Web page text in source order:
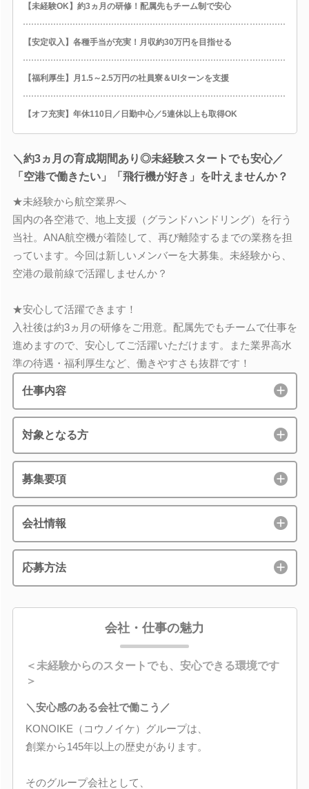
【未経験OK】約3ヵ月の研修！配属先もチーム制で安心
【安定収入】各種手当が充実！月収約30万円を目指せる
【福利厚生】月1.5～2.5万円の社員寮＆UIターンを支援
【オフ充実】年休110日／日勤中心／5連休以上も取得OK
＼約3ヵ月の育成期間あり◎未経験スタートでも安心／
「空港で働きたい」「飛行機が好き」を叶えませんか？
★未経験から航空業界へ
国内の各空港で、地上支援（グランドハンドリング）を行う
当社。ANA航空機が着陸して、再び離陸するまでの業務を担
っています。今回は新しいメンバーを大募集。未経験から、
空港の最前線で活躍しませんか？
★安心して活躍できます！
入社後は約3ヵ月の研修をご用意。配属先でもチームで仕事を
進めますので、安心してご活躍いただけます。また業界高水
準の待遇・福利厚生など、働きやすさも抜群です！
仕事内容
対象となる方
募集要項
会社情報
応募方法
会社・仕事の魅力
＜未経験からのスタートでも、安心できる環境です
＞
＼安心感のある会社で働こう／
KONOIKE（コウノイケ）グループは、
創業から145年以上の歴史があります。
そのグループ会社として、